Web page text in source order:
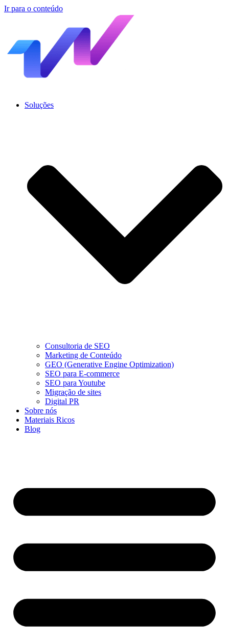
Ir para o conteúdo
Soluções
Consultoria de SEO
Marketing de Conteúdo
GEO (Generative Engine Optimization)
SEO para E-commerce
SEO para Youtube
Migração de sites
Digital PR
Sobre nós
Materiais Ricos
Blog